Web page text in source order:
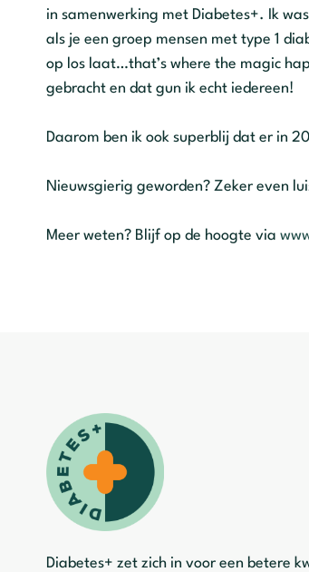
in samenwerking met Diabetes+. Ik
als je een groep mensen met type 1
op los laat…that’s where the magic
gebracht en dat gun ik echt iedereen!
Daarom ben ik ook superblij dat er in
Nieuwsgierig geworden? Zeker even
Meer weten? Blijf op de hoogte via
Diabetes+ zet zich in voor een betere